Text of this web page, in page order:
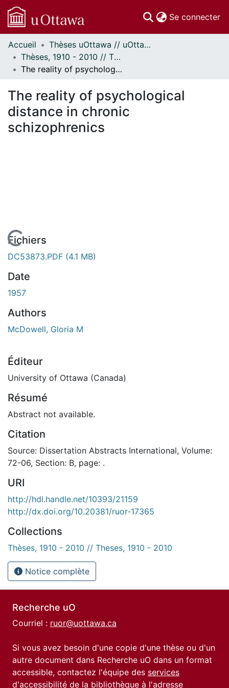
Se connecter
Communautés
et collections
Parcourir
À propos
Accueil
Thèses uOttawa // uOttawa Theses
Thèses, 1910 - 2010 // Theses, 1910 - 2010
The reality of psychological distance in chronic schizophrenics
The reality of psychological
distance in chronic
schizophrenics
En cours de chargement...
Fichiers
DC53873.PDF (4.1 MB)
Date
1957
Authors
McDowell, Gloria M
Éditeur
University of Ottawa (Canada)
Résumé
Abstract not available.
Citation
Source: Dissertation Abstracts International, Volume:
72-06, Section: B, page: .
URI
http://hdl.handle.net/10393/21159
http://dx.doi.org/10.20381/ruor-17365
Collections
Thèses, 1910 - 2010 // Theses, 1910 - 2010
Notice complète
Recherche uO
Courriel : ruor@uottawa.ca
Si vous avez besoin d'une copie d'une thèse ou d'un
autre document dans Recherche uO dans un format
accessible, contactez l'équipe des services
d'accessibilité de la bibliothèque à l'adresse